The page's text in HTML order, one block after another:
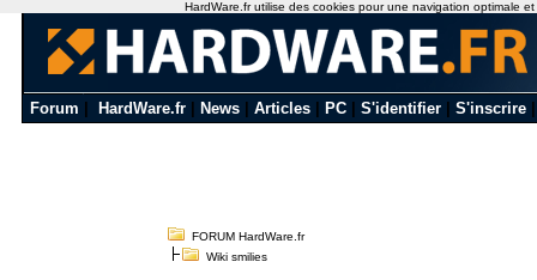
Forum HardWare.fr News Articles PC S'identifier S'inscrire
FORUM HardWare.fr
Wiki smilies
HardWare.fr utilise des cookies pour une navigation optimale